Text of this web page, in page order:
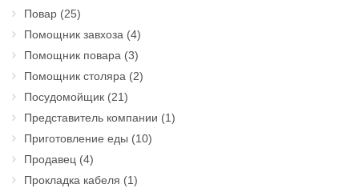
Повар (25)
Помощник завхоза (4)
Помощник повара (3)
Помощник столяра (2)
Посудомойщик (21)
Представитель компании (1)
Приготовление еды (10)
Продавец (4)
Прокладка кабеля (1)